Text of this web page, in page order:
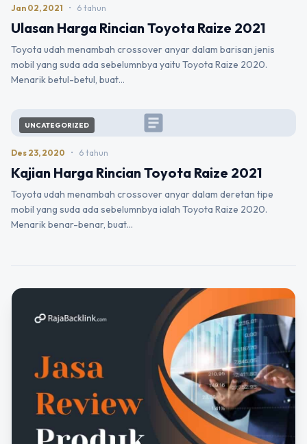
Jan 02, 2021 • 6 tahun
Ulasan Harga Rincian Toyota Raize 2021
Toyota udah menambah crossover anyar dalam barisan jenis
mobil yang suda ada sebelumnbya yaitu Toyota Raize 2020.
Menarik betul-betul, buat…
article
UNCATEGORIZED
Des 23, 2020 • 6 tahun
Kajian Harga Rincian Toyota Raize 2021
Toyota udah menambah crossover anyar dalam deretan tipe
mobil yang suda ada sebelumnbya ialah Toyota Raize 2020.
Menarik benar-benar, buat…